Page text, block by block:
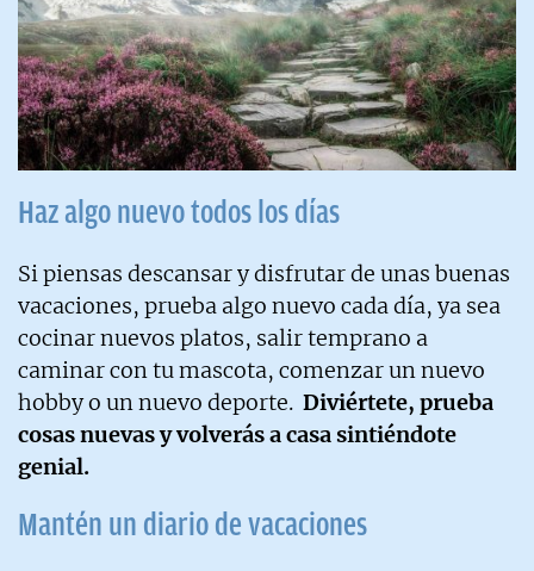
Haz algo nuevo todos los días
Si piensas descansar y disfrutar de unas buenas
vacaciones, prueba algo nuevo cada día, ya sea
cocinar nuevos platos, salir temprano a
caminar con tu mascota, comenzar un nuevo
hobby o un nuevo deporte. Diviértete, prueba
cosas nuevas y volverás a casa sintiéndote
genial.
Mantén un diario de vacaciones